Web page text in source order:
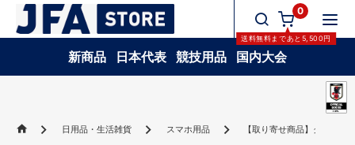
0
送料無料まであと 5,500円
新商品 日本代表 競技用品 国内大会
日用品・生活雑貨 スマホ用品 【取り寄せ商品】グリッ